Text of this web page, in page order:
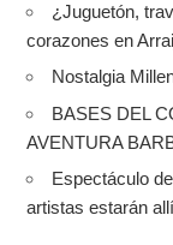
¿Juguetón,
corazones en
Nostalgia
BASES DEL
AVENTURA
Espectáculo
artistas estarán